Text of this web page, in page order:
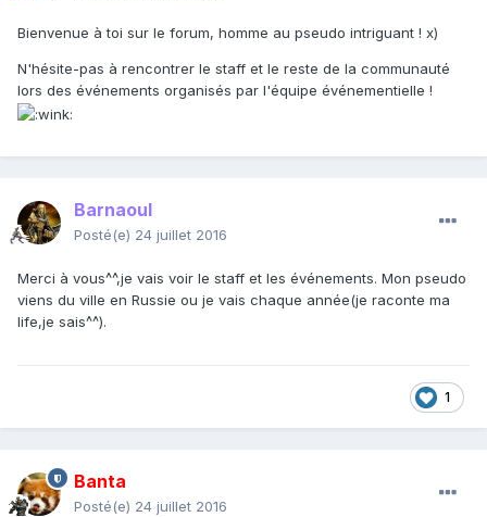
Bienvenue à toi sur le forum, homme au pseudo intriguant ! x)
N'hésite-pas à rencontrer le staff et le reste de la communauté
lors des événements organisés par l'équipe événementielle !
Barnaoul
Posté(e) 24 juillet 2016
Merci à vous^^,je vais voir le staff et les événements. Mon pseudo
viens du ville en Russie ou je vais chaque année(je raconte ma
life,je sais^^).
1
Banta
Posté(e) 24 juillet 2016